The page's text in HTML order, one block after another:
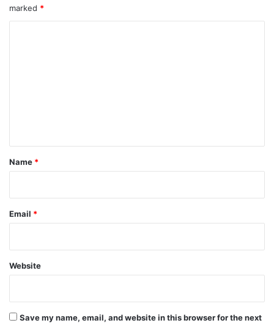
marked *
*
Name *
Email *
Website
Save my name, email, and website in this browser for the next